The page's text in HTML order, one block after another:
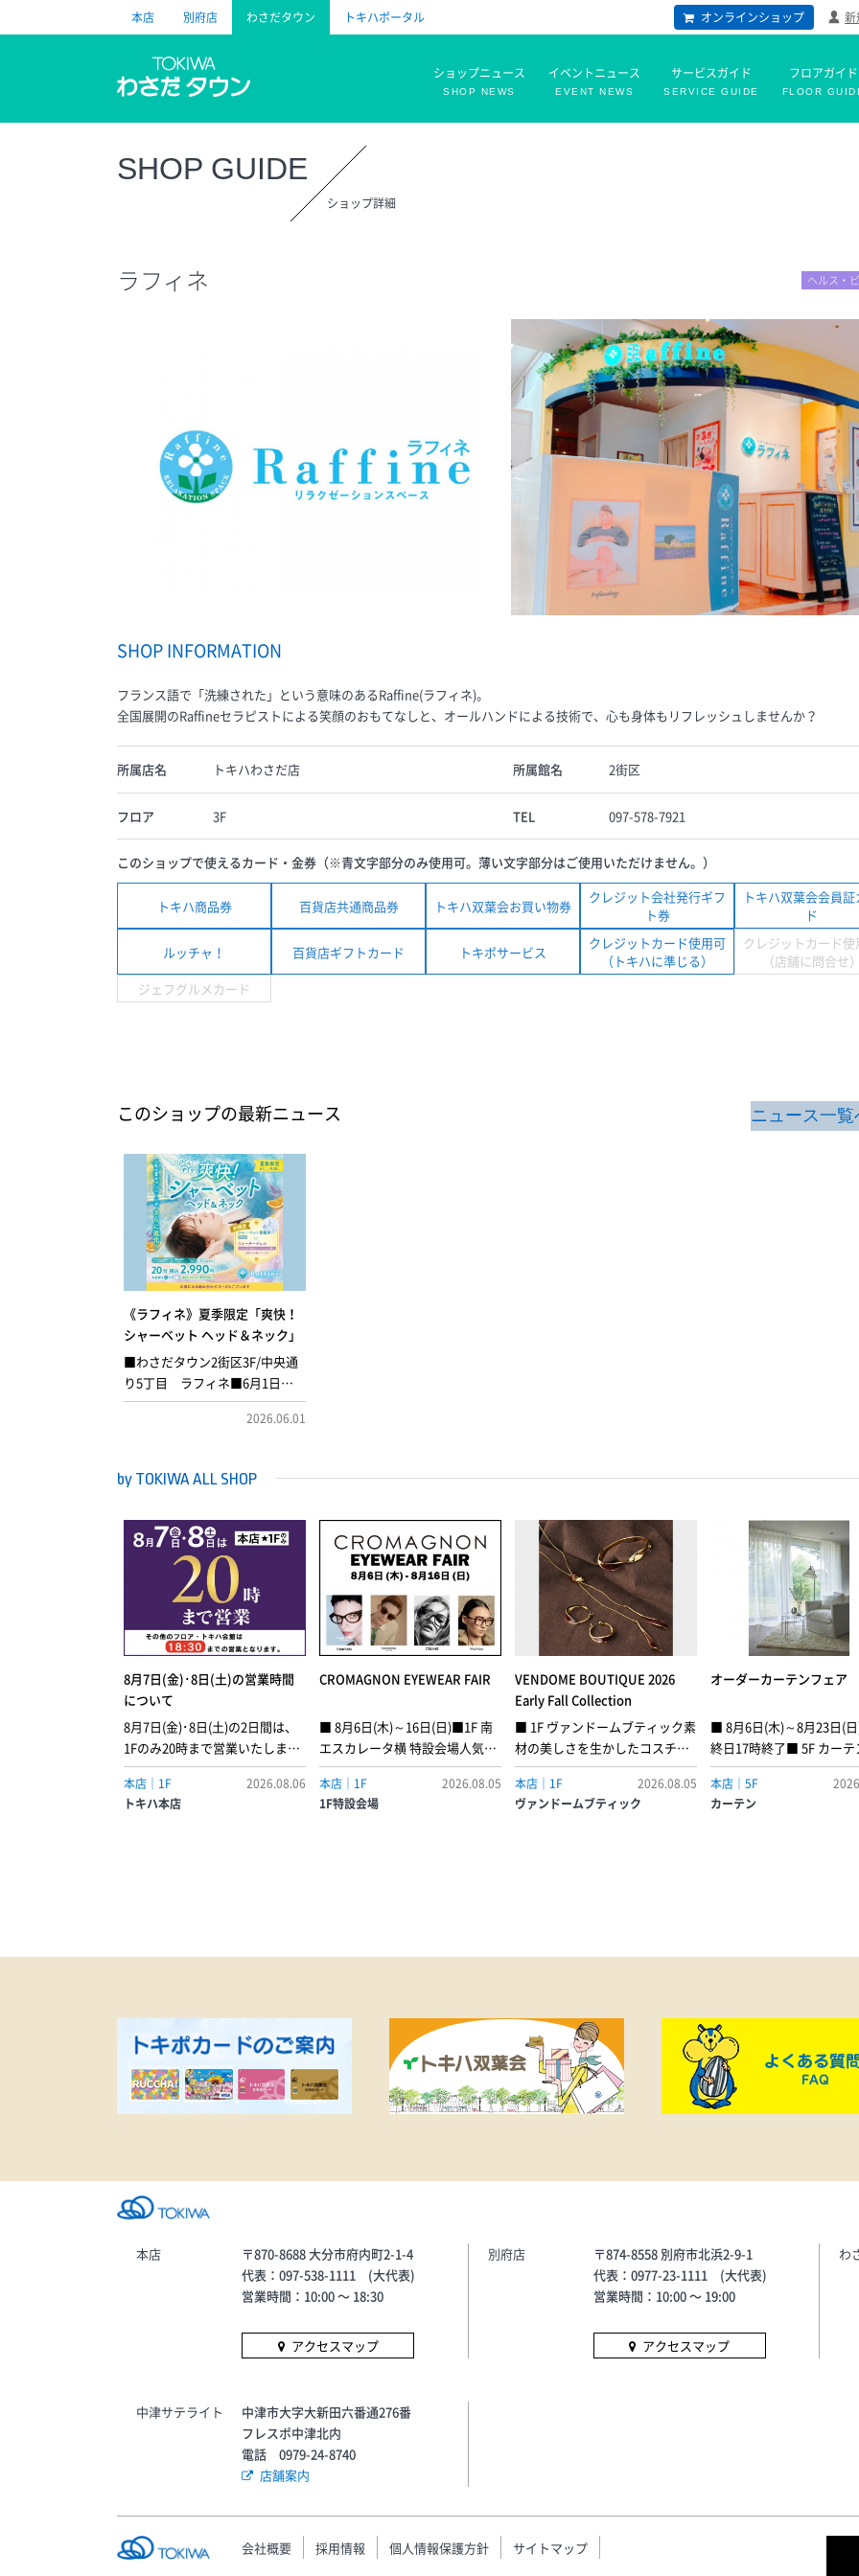
本店 別府店 わさだタウン トキハポータル オンラインショップ 新
ショップニュース
SHOP NEWS
イベントニュース
EVENT NEWS
サービスガイド
SERVICE GUIDE
フロアガイド
FLOOR
SHOP GUIDE
ショップ詳細
ラフィネ ヘルス・
SHOP INFORMATION
フランス語で「洗練された」という意味のあるRaffine(ラフィネ)。
全国展開のRaffineセラピストによる笑顔のおもてなしと、オールハンドによる技術で、心も身体もリフレッシュしませんか？
所属店名 トキハわさだ店 所属館名 2街区
フロア 3F TEL 097-578-7921
このショップで使えるカード・金券（※青文字部分のみ使用可。薄い文字部分はご使用いただけません。）
トキハ商品券 百貨店共通商品券 トキハ双葉会お買い物券
クレジット会社発行ギフ
ト券
トキハ双葉会会員証
ド
ルッチャ！ 百貨店ギフトカード トキポサービス
クレジットカード使用可
（トキハに準じる）
クレジットカード使
（店舗に問合せ）
ジェフグルメカード
このショップの最新ニュース ニュース一覧
《ラフィネ》夏季限定「爽快！
シャーベット ヘッド＆ネック」
■わさだタウン2街区3F/中央通
り5丁目 ラフィネ■6月1日
（月） ▶︎ 9月30日（水）毎年人
気のコースが今年はさらにパワ
場！シャーベット化粧水が加わ
首元を、ひんやり・すっきりし
ていきます。首・肩・頭まわり
のほぐしに、首のリンパドレナ
ージュでさらにケアしてまいり
ます。夏のお疲れをラフィネで
リフレッシュしませんか？
●「爽快！シャーベット ヘッド
＆ネック」20分…2,990円●「爽
快！シャーベット ヘッド＆ネッ
ク」20分＋ボディケア40分…
7,190円●「爽快！シャーベット
クソロジー60分…9,290円
2026.06.01
by TOKIWA ALL SHOP
8月7日(金)･8日(土)の営業時間
について
8月7日(金)･8日(土)の2日間は、
1Fのみ20時まで営業いたしま
す。その他のフロア･トキハ会館
は18:30までの営業となります。
本店｜1F
2026.08.06
トキハ本店
CROMAGNON EYEWEAR FAIR
■ 8月6日(木)～16日(日)■1F 南
エスカレータ横 特設会場人気ブ
ランドから個性あふれるデザイ
ンまで、各種取り揃えました。
普段は出会えないラインアップ
ズ・調光レンズ・ブルーカット
に彩りを添える一本や、あなた
らしさを引き立てるお気に入り
のアイウェアを探しに、どうぞ
この機会にお立ち寄りくださ
い。〈取り扱いブランド一
本店｜1F
2026.08.05
1F特設会場
VENDOME BOUTIQUE 2026
Early Fall Collection
■ 1F ヴァンドームブティック素
材の美しさを生かしたコスチュ
ームジュエリーを提案するヴァ
ンドームブティックより、秋を
感じさせるシックなショコラブ
作アクセサリー。 しなやかな曲
ラブラウンは、職人とデザイナ
ーが試行錯誤を重ね作り上げた
オリジナルカラー。上品な色味
がさりげなく華やかさを添えま
す。季節の変わり目のコーディ
本店｜1F
2026.08.05
ヴァンドームブティック
オーダーカーテンフェア
■ 8月6日(木)～8月23日(
終日17時終了■ 5F カーテ
お部屋の印象を大きく左
カーテン。お部屋にぴっ
一枚を選んでみませんか？
します。ぜひこの機会に
本店｜5F
カーテン
本店
〒870-8688 大分市府内町2-1-4
代表：097-538-1111 (大代表)
営業時間：10:00 〜 18:30
アクセスマップ
別府店
〒874-8558 別府市北浜2-9-1
代表：0977-23-1111 (大代表)
営業時間：10:00 〜 19:00
アクセスマップ
わ
中津サテライト
中津市大字大新田六番通276番
フレスポ中津北内
電話 0979-24-8740
店舗案内
会社概要 採用情報 個人情報保護方針 サイトマップ